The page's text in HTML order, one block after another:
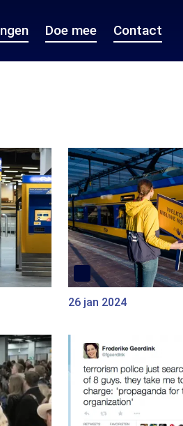
Doe mee Contact
26 jan 2024